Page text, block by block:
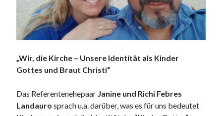
„Wir, die Kirche – Unsere Identität als Kinder
Gottes und Braut Christi“
Das Referentenehepaar Janine und Richi Febres
Landauro sprach u.a. darüber, was es für uns bedeutet